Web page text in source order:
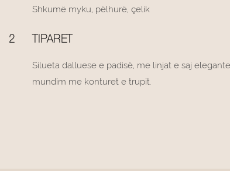
Shkumë myku, pëlhurë, çelik
2 TIPARET
Silueta dalluese e padisë, me linjat e saj
mundim me konturet e trupit.